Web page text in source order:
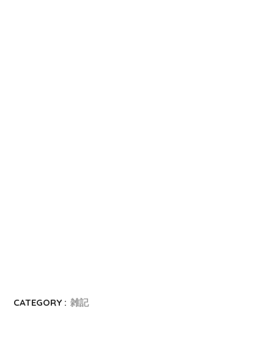
CATEGORY : 雑記